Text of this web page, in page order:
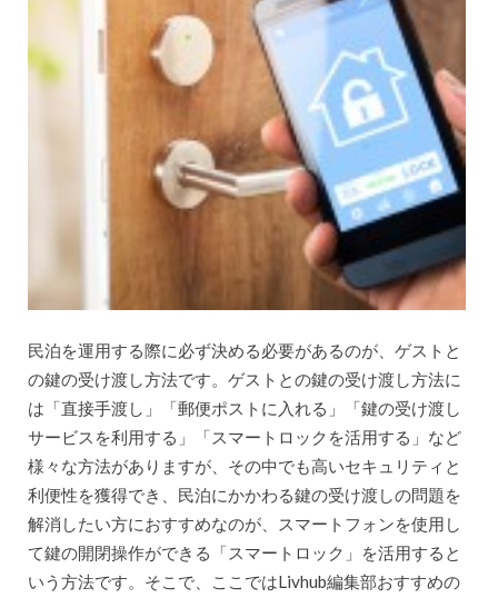
民泊を運用する際に必ず決める必要があるのが、ゲストと
の鍵の受け渡し方法です。ゲストとの鍵の受け渡し方法に
は「直接手渡し」「郵便ポストに入れる」「鍵の受け渡し
サービスを利用する」「スマートロックを活用する」など
様々な方法がありますが、その中でも高いセキュリティと
利便性を獲得でき、民泊にかかわる鍵の受け渡しの問題を
解消したい方におすすめなのが、スマートフォンを使用し
て鍵の開閉操作ができる「スマートロック」を活用すると
いう方法です。そこで、ここではLivhub編集部おすすめの